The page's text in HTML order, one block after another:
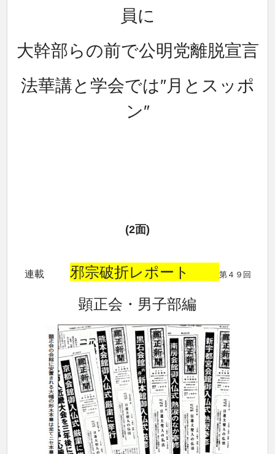
員に
大幹部らの前で公明党離脱宣言
法華講と学会では″月とスッポ
ン″
(2面)
連載 邪宗破折レポート 第４９回
顕正会・男子部編